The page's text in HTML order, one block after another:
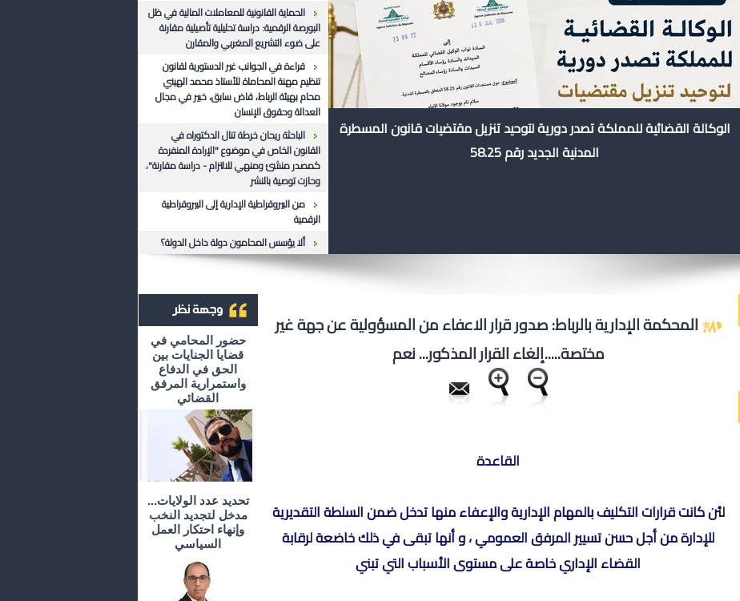
الحماية القانونية للمعاملات المالية في ظل
البورصة الرقمية: دراسة تحليلية تأصيلية مقارنة
على ضوء التشريع المغربي والمقارن
قراءة في الجوانب غير الدستورية لقانون
تنظيم مهنة المحاماة للأستاذ محمد الهيني
محام بهيئة الرباط، قاض سابق، خبير في مجال
العدالة وحقوق الإنسان
الباحثة ريحان خرطة تنال الدكتوراه في
القانون الخاص في موضوع "الإرادة المنفردة
كمصدر منشئ ومنهي للالتزام - دراسة مقارنة"،
وحازت توصية بالنشر
من البيروقراطية الإدارية إلى البيروقراطية
الرقمية
ألا يؤسس المحامون دولة داخل الدولة؟
الوكالة القضائية للمملكة تصدر دورية لتوحيد تنزيل مقتضيات قانون المسطرة
المدنية الجديد رقم 58.25
حضور المحامي في
قضايا الجنايات بين
الحق في الدفاع
واستمرارية المرفق
القضائي
تحديد عدد الولايات...
مدخل لتجديد النخب
وإنهاء احتكار العمل
السياسي
المحكمة الإدارية بالرباط: صدور قرار الاعفاء من المسؤولية عن جهة غير
مختصة.....إلغاء القرار المذكور... نعم
القاعدة
لئن كانت قرارات التكليف بالمهام الإدارية والإعفاء منها تدخل ضمن السلطة التقديرية
للإدارة من أجل حسن تسيير المرفق العمومي ، و أنها تبقى في ذلك خاضعة لرقابة
القضاء الإداري خاصة على مستوى الأسباب التي تبني